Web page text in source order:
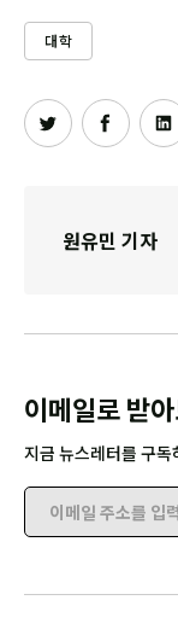
대학
원유민 기자
이메일로 받
지금 뉴스레터를 구독
이메일 주소를 입